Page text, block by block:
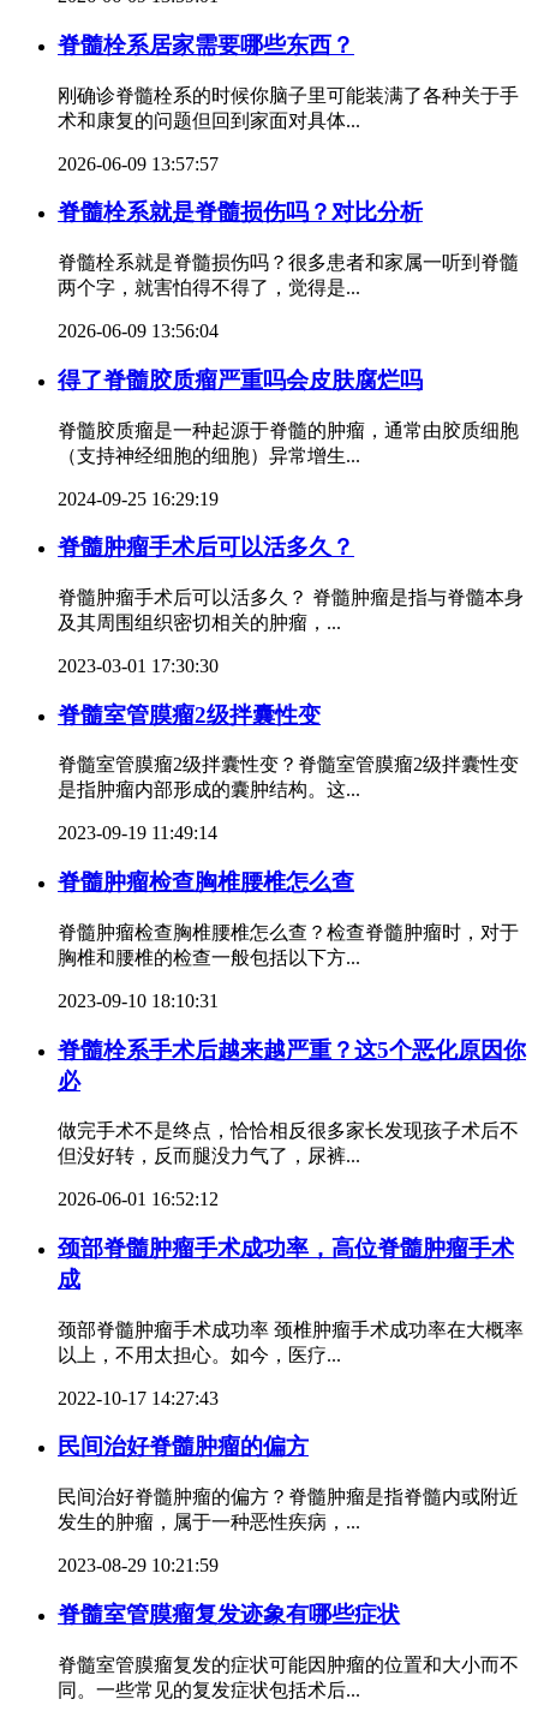
脊髓栓系居家需要哪些东西？
刚确诊脊髓栓系的时候你脑子里可能装满了各种关于手
术和康复的问题但回到家面对具体...
2026-06-09 13:57:57
脊髓栓系就是脊髓损伤吗？对比分析
脊髓栓系就是脊髓损伤吗？很多患者和家属一听到脊髓
两个字，就害怕得不得了，觉得是...
2026-06-09 13:56:04
得了脊髓胶质瘤严重吗会皮肤腐烂吗
脊髓胶质瘤是一种起源于脊髓的肿瘤，通常由胶质细胞
（支持神经细胞的细胞）异常增生...
2024-09-25 16:29:19
脊髓肿瘤手术后可以活多久？
脊髓肿瘤手术后可以活多久？ 脊髓肿瘤是指与脊髓本身
及其周围组织密切相关的肿瘤，...
2023-03-01 17:30:30
脊髓室管膜瘤2级拌囊性变
脊髓室管膜瘤2级拌囊性变？脊髓室管膜瘤2级拌囊性变
是指肿瘤内部形成的囊肿结构。这...
2023-09-19 11:49:14
脊髓肿瘤检查胸椎腰椎怎么查
脊髓肿瘤检查胸椎腰椎怎么查？检查脊髓肿瘤时，对于
胸椎和腰椎的检查一般包括以下方...
2023-09-10 18:10:31
脊髓栓系手术后越来越严重？这5个恶化原因你
必
做完手术不是终点，恰恰相反很多家长发现孩子术后不
但没好转，反而腿没力气了，尿裤...
2026-06-01 16:52:12
颈部脊髓肿瘤手术成功率，高位脊髓肿瘤手术
成
颈部脊髓肿瘤手术成功率 颈椎肿瘤手术成功率在大概率
以上，不用太担心。如今，医疗...
2022-10-17 14:27:43
民间治好脊髓肿瘤的偏方
民间治好脊髓肿瘤的偏方？脊髓肿瘤是指脊髓内或附近
发生的肿瘤，属于一种恶性疾病，...
2023-08-29 10:21:59
脊髓室管膜瘤复发迹象有哪些症状
脊髓室管膜瘤复发的症状可能因肿瘤的位置和大小而不
同。一些常见的复发症状包括术后...